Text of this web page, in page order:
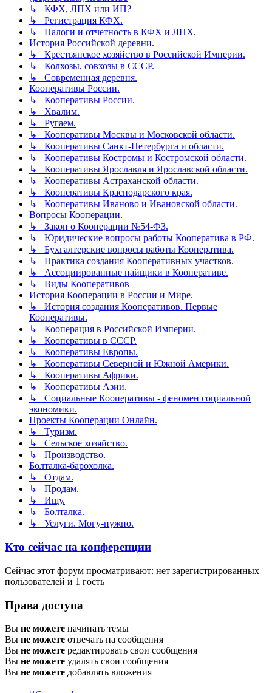
↳ КФХ, ЛПХ или ИП?
↳ Регистрация КФХ.
↳ Налоги и отчетность в КФХ и ЛПХ.
История Российской деревни.
↳ Крестьянское хозяйство в Российской Империи.
↳ Колхозы, совхозы в СССР.
↳ Современная деревня.
Кооперативы России.
↳ Кооперативы России.
↳ Хвалим.
↳ Ругаем.
↳ Кооперативы Москвы и Московской области.
↳ Кооперативы Санкт-Петербурга и области.
↳ Кооперативы Костромы и Костромской области.
↳ Кооперативы Ярославля и Ярославской области.
↳ Кооперативы Астраханской области.
↳ Кооперативы Краснодарского края.
↳ Кооперативы Иваново и Ивановской области.
Вопросы Кооперации.
↳ Закон о Кооперации №54-ФЗ.
↳ Юридические вопросы работы Кооператива в РФ.
↳ Бухгалтерские вопросы работы Кооператива.
↳ Практика создания Кооперативных участков.
↳ Ассоциированные пайщики в Кооперативе.
↳ Виды Кооперативов
История Кооперации в России и Мире.
↳ История создания Кооперативов. Первые
Кооперативы.
↳ Кооперация в Российской Империи.
↳ Кооперативы в СССР.
↳ Кооперативы Европы.
↳ Кооперативы Северной и Южной Америки.
↳ Кооперативы Африки.
↳ Кооперативы Азии.
↳ Социальные Кооперативы - феномен социальной
экономики.
Проекты Кооперации Онлайн.
↳ Туризм.
↳ Сельское хозяйство.
↳ Производство.
Болталка-барохолка.
↳ Отдам.
↳ Продам.
↳ Ищу.
↳ Болталка.
↳ Услуги. Могу-нужно.
Кто сейчас на конференции
Сейчас этот форум просматривают: нет зарегистрированных
пользователей и 1 гость
Права доступа
Вы не можете начинать темы
Вы не можете отвечать на сообщения
Вы не можете редактировать свои сообщения
Вы не можете удалять свои сообщения
Вы не можете добавлять вложения